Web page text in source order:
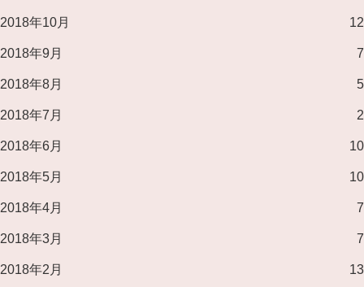
2018年10月 12
2018年9月 7
2018年8月 5
2018年7月 2
2018年6月 10
2018年5月 10
2018年4月 7
2018年3月 7
2018年2月 13